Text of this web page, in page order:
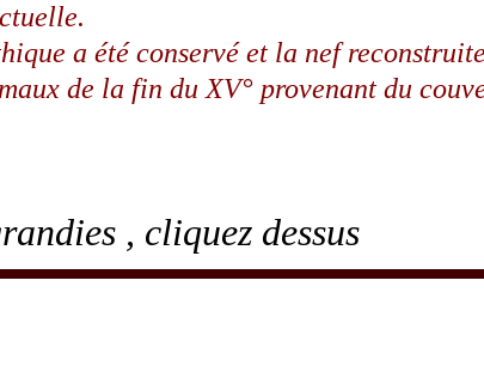
a été conservé et la nef
de la fin du XV° provenant du
, cliquez dessus